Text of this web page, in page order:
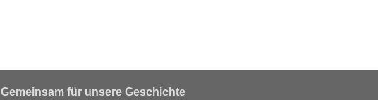
Gemeinsam für unsere Geschichte